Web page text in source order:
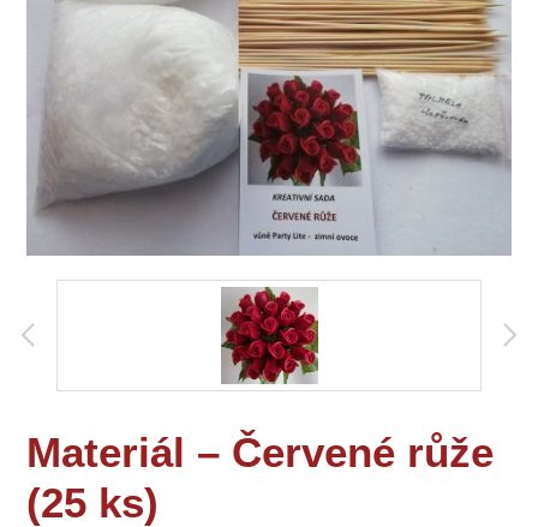
Materiál – Červené růže
(25 ks)